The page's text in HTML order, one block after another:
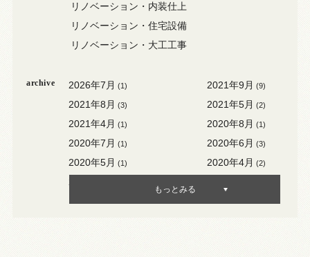
リノベーション・内装仕上
リノベーション・住宅設備
リノベーション・大工工事
archive 2026年7月 (1) 2021年9月 (9)
2021年8月 (3) 2021年5月 (2)
2021年4月 (1) 2020年8月 (1)
2020年7月 (1) 2020年6月 (3)
2020年5月 (1) 2020年4月 (2)
2020年3月
もっとみる